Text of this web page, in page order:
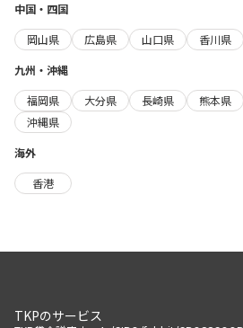
中国・四国
岡山県
広島県 山口県 香川県
九州・沖縄
福岡県
大分県 長崎県 熊本県
沖縄県
海外
香港
TKPのサービス